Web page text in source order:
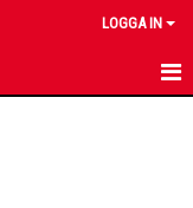
LOGGA IN